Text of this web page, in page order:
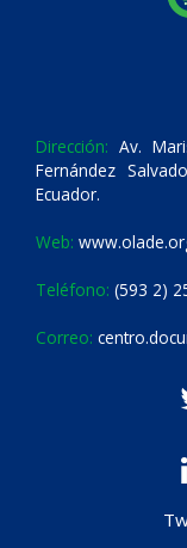
Dirección: Av.
Fernández
Ecuador.
Web:
Teléfono: (593 2)
Correo: